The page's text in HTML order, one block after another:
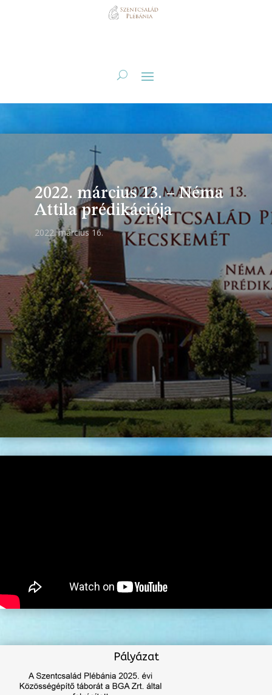
2022. március 13. – Néma
Attila prédikációja
2022. március 16.
Pályázat